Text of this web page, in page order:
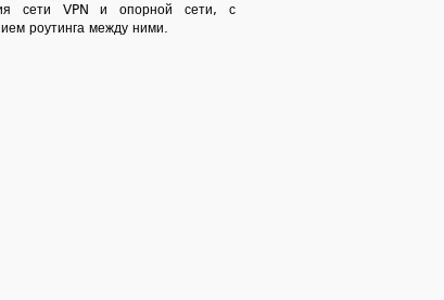
сети VPN и опорной сети, с
роутинга между ними.